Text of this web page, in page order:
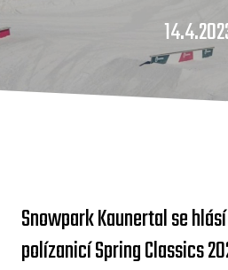
Snowpark Kaunertal se
polízanicí Spring Classics